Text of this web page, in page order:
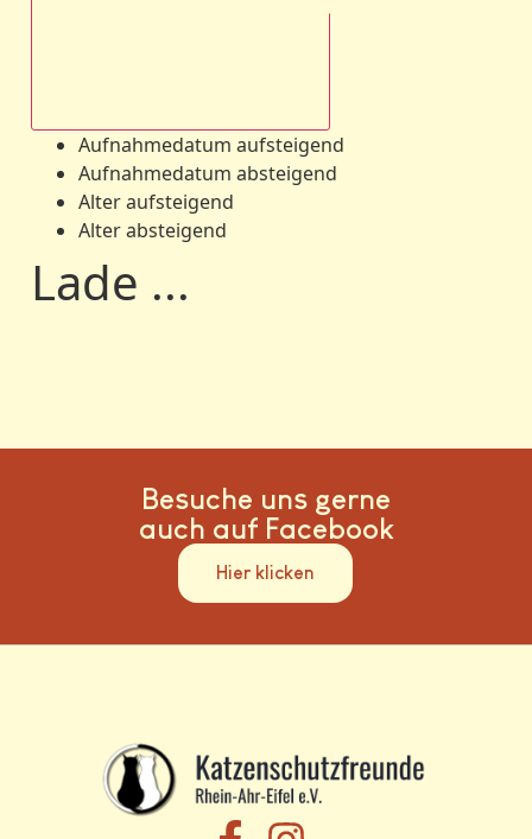
Aufnahmedatum aufsteigend
Aufnahmedatum absteigend
Alter aufsteigend
Alter absteigend
Lade ...
Besuche uns gerne
auch auf Facebook
Hier klicken